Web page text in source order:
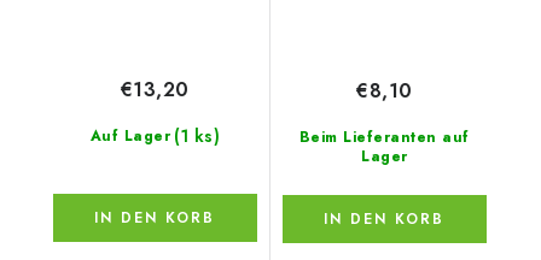
Auf Lager (1 ks)
€13,20
IN DEN KORB
Beim Lieferanten auf
Lager
€8,10
IN DEN KORB